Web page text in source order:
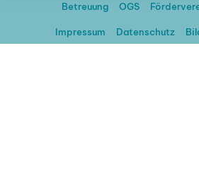
Betreuung OGS
Impressum Datenschutz